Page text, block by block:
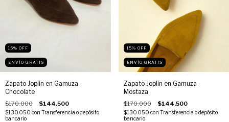
15% OFF
ENVÍO GRATIS
Zapato Joplin en Gamuza -
Chocolate
$170.000 $144.500
$130.050 con Transferencia o depósito
bancario
15% OFF
ENVÍO GRATIS
Zapato Joplin en Gamuza -
Mostaza
$170.000 $144.500
$130.050 con Transferencia o depósito
bancario